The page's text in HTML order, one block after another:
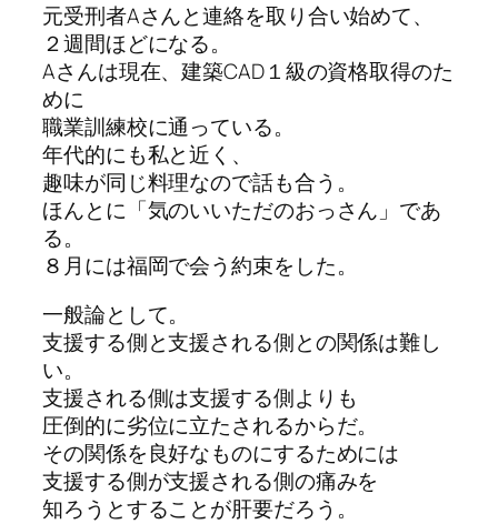
元受刑者Aさんと連絡を取り合い始めて、
２週間ほどになる。
Aさんは現在、建築CAD１級の資格取得のた
めに
職業訓練校に通っている。
年代的にも私と近く、
趣味が同じ料理なので話も合う。
ほんとに「気のいいただのおっさん」であ
る。
８月には福岡で会う約束をした。
一般論として。
支援する側と支援される側との関係は難し
い。
支援される側は支援する側よりも
圧倒的に劣位に立たされるからだ。
その関係を良好なものにするためには
支援する側が支援される側の痛みを
知ろうとすることが肝要だろう。